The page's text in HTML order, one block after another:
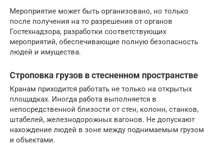
Мероприятие может быть организовано, но только
после получения на то разрешения от органов
Гостехнадзора, разработки соответствующих
мероприятий, обеспечивающие полную безопасность
людей и имущества.
Строповка грузов в стесненном пространстве
Кранам приходится работать не только на открытых
площадках. Иногда работа выполняется в
непосредственной близости от стен, колонн, станков,
штабелей, железнодорожных вагонов. Не допускают
нахождение людей в зоне между поднимаемым грузом
и объектами.